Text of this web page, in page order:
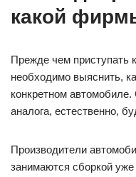
какой
Прежде чем приступать
необходимо выяснить,
конкретном
аналога, естественно,
Производители
занимаются сборкой